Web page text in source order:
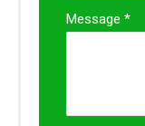
Message *